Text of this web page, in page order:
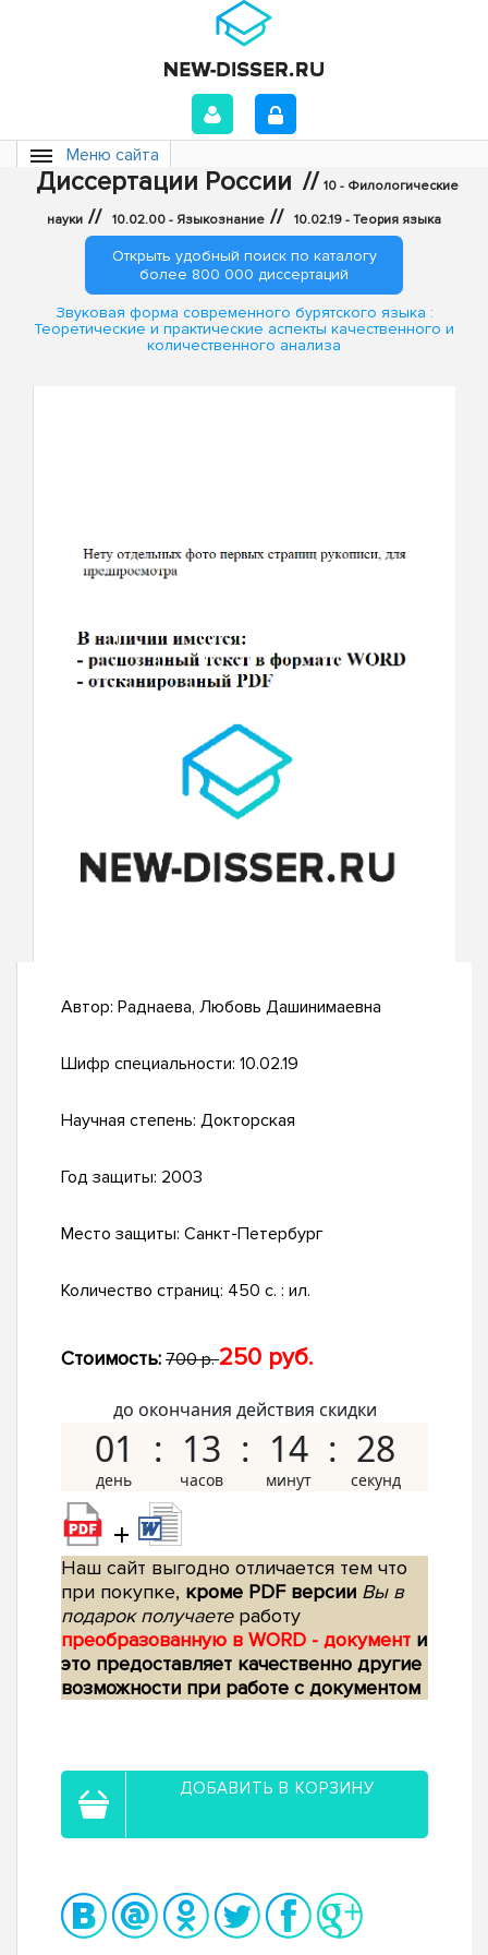
Меню сайта
Диссертации России // 10 - Филологические
науки // 10.02.00 - Языкознание // 10.02.19 - Теория языка
Открыть удобный поиск по каталогу
более 800 000 диссертаций
Звуковая форма современного бурятского языка :
Теоретические и практические аспекты качественного и
количественного анализа
Автор: Раднаева, Любовь Дашинимаевна
Шифр специальности: 10.02.19
Научная степень: Докторская
Год защиты: 2003
Место защиты: Санкт-Петербург
Количество страниц: 450 с. : ил.
Стоимость: 700 р.250 руб.
до окончания действия скидки
01 13 14 27
+
Наш сайт выгодно отличается тем что
при покупке, кроме PDF версии Вы в
подарок получаетеработу
преобразованную в WORD - документ и
это предоставляет качественно другие
возможности при работе с документом
ДОБАВИТЬ В КОРЗИНУ